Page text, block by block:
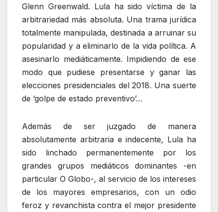
Glenn Greenwald. Lula ha sido víctima de la
arbitrariedad más absoluta. Una trama jurídica
totalmente manipulada, destinada a arruinar su
popularidad y a eliminarlo de la vida política. A
asesinarlo mediáticamente. Impidiendo de ese
modo que pudiese presentarse y ganar las
elecciones presidenciales del 2018. Una suerte
de ‘golpe de estado preventivo’…
Además de ser juzgado de manera
absolutamente arbitraria e indecente, Lula ha
sido linchado permanentemente por los
grandes grupos mediáticos dominantes -en
particular O Globo-, al servicio de los intereses
de los mayores empresarios, con un odio
feroz y revanchista contra el mejor presidente